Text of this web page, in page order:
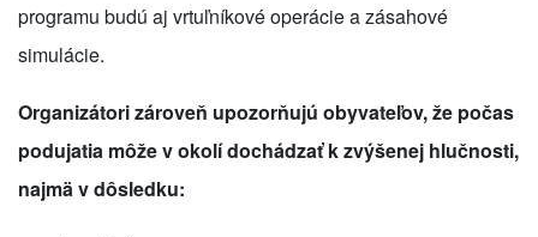
programu budú aj vrtuľníkové operácie a zásahové
simulácie.
Organizátori zároveň upozorňujú obyvateľov, že počas
podujatia môže v okolí dochádzať k zvýšenej hlučnosti,
najmä v dôsledku: